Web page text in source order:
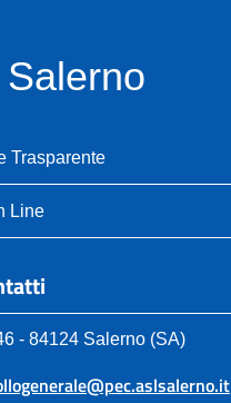
Trasparente
Line
- 84124 Salerno (SA)